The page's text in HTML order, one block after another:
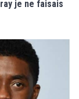
je ne faisais